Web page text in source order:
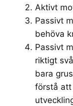
Aktivt
Passivt
behöva
Passivt
riktigt
bara
förstå att